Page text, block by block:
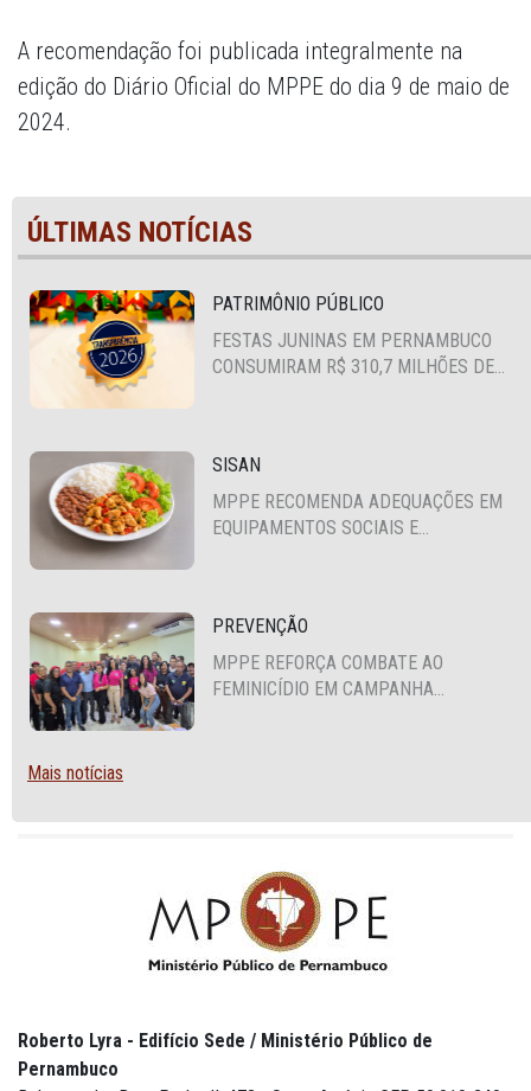
A recomendação foi publicada integralmente na
edição do Diário Oficial do MPPE do dia 9 de maio de
2024.
ÚLTIMAS NOTÍCIAS
PATRIMÔNIO PÚBLICO
FESTAS JUNINAS EM PERNAMBUCO
CONSUMIRAM R$ 310,7 MILHÕES DE
SISAN
MPPE RECOMENDA ADEQUAÇÕES EM
EQUIPAMENTOS SOCIAIS E
PREVENÇÃO
MPPE REFORÇA COMBATE AO
FEMINICÍDIO EM CAMPANHA
Mais notícias
Roberto Lyra - Edifício Sede / Ministério Público de
Pernambuco